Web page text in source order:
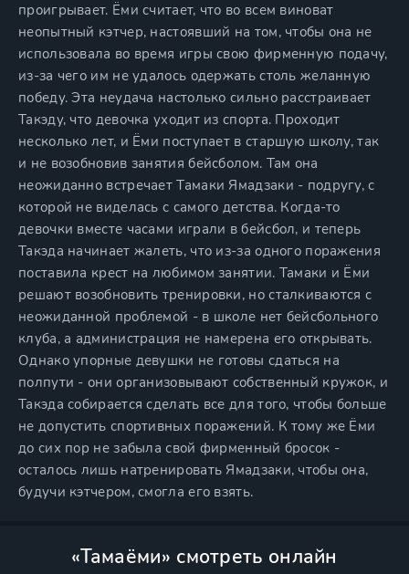
проигрывает. Ёми считает, что во всем виноват
неопытный кэтчер, настоявший на том, чтобы она не
использовала во время игры свою фирменную подачу,
из-за чего им не удалось одержать столь желанную
победу. Эта неудача настолько сильно расстраивает
Такэду, что девочка уходит из спорта. Проходит
несколько лет, и Ёми поступает в старшую школу, так
и не возобновив занятия бейсболом. Там она
неожиданно встречает Тамаки Ямадзаки - подругу, с
которой не виделась с самого детства. Когда-то
девочки вместе часами играли в бейсбол, и теперь
Такэда начинает жалеть, что из-за одного поражения
поставила крест на любимом занятии. Тамаки и Ёми
решают возобновить тренировки, но сталкиваются с
неожиданной проблемой - в школе нет бейсбольного
клуба, а администрация не намерена его открывать.
Однако упорные девушки не готовы сдаться на
полпути - они организовывают собственный кружок, и
Такэда собирается сделать все для того, чтобы больше
не допустить спортивных поражений. К тому же Ёми
до сих пор не забыла свой фирменный бросок -
осталось лишь натренировать Ямадзаки, чтобы она,
будучи кэтчером, смогла его взять.
«Тамаёми» смотреть онлайн